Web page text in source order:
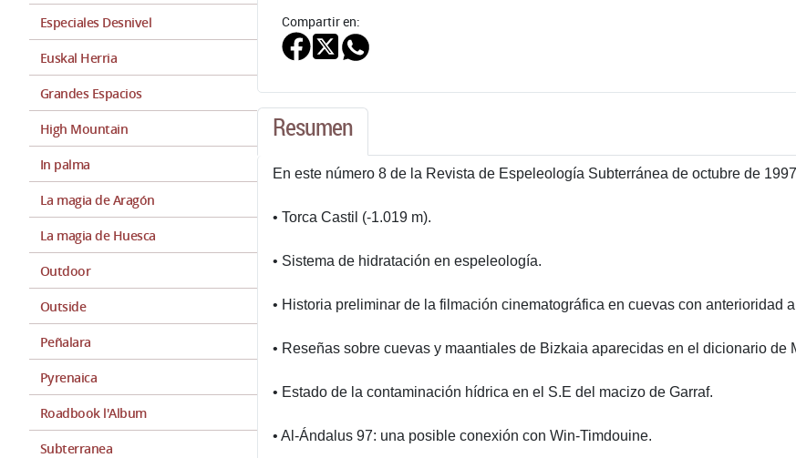
Especiales Desnivel
Euskal Herria
Grandes Espacios
High Mountain
In palma
La magia de Aragón
La magia de Huesca
Outdoor
Outside
Peñalara
Pyrenaica
Roadbook l'Album
Subterranea
Compartir en:
Resumen
En este número 8 de la Revista de Espeleología Subterránea de octubre de
• Torca Castil (-1.019 m).
• Sistema de hidratación en espeleología.
• Historia preliminar de la filmación cinematográfica en cuevas con anterioridad
• Reseñas sobre cuevas y maantiales de Bizkaia aparecidas en el dicionario de
• Estado de la contaminación hídrica en el S.E del macizo de Garraf.
• Al-Ándalus 97: una posible conexión con Win-Timdouine.